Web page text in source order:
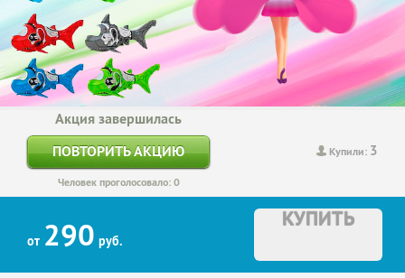
Купили: 3
Акция завершилась
ПОВТОРИТЬ АКЦИЮ
Человек проголосовало: 0
от 290 руб.
КУПИТЬ